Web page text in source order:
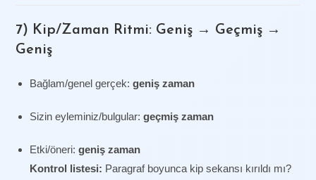
7) Kip/Zaman Ritmi: Geniş → Geçmiş →
Geniş
Bağlam/genel gerçek:geniş zaman
Sizin eyleminiz/bulgular:geçmiş zaman
Etki/öneri:geniş zaman
Kontrol listesi: Paragraf boyunca kip sekansı kırıldı mı?